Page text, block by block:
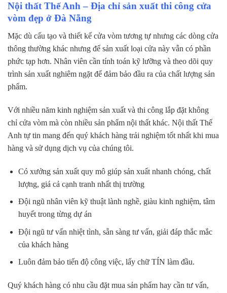
Nội thất Thế Anh – Địa chỉ sản xuất thi công cửa
vòm đẹp ở Đà Nẵng
Mặc dù cấu tạo và thiết kế cửa vòm tương tự nhưng các dòng cửa
thông thường khác nhưng để sản xuất loại cửa này vẫn có phần
phức tạp hơn. Nhân viên cần tính toán kỹ lưỡng và theo dõi quy
trình sản xuất nghiêm ngặt để đảm bảo đầu ra của chất lượng sản
phẩm.
Với nhiều năm kinh nghiệm sản xuất và thi công lắp đặt không
chỉ cửa vòm mà còn nhiều sản phẩm nội thất khác. Nội thất Thế
Anh tự tin mang đến quý khách hàng trải nghiệm tốt nhất khi mua
hàng và sử dụng dịch vụ của chúng tôi.
Có xưởng sản xuất quy mô giúp sản xuất nhanh chóng, chất
lượng, giá cả cạnh tranh nhất thị trường
Đội ngũ nhân viên kỹ thuật lành nghề, giàu kinh nghiệm, tâm
huyết trong từng dự án
Đội ngũ tư vấn nhiệt tình, sẵn sàng tư vấn, giải đáp thắc mắc
của khách hàng
Luôn đảm bảo tiến độ công việc, lấy chữ TÍN làm đầu.
Quý khách hàng có nhu cầu đặt mua sản phẩm hay cần tư vấn,